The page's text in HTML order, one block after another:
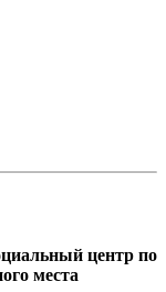
центр по
места